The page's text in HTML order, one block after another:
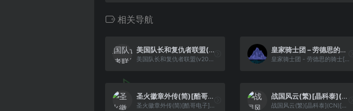
相关导航
美国队长和复仇者联盟(v20220506)(简)[LSP](US)[ACT](3Mb)
美国队长和复仇者联盟(v20220506)(简)[LSP](US)[ACT](3Mb)
皇家骑士团 – 劳德思的骑士[Zymgundam](简)(JP)(64Mb)
皇家骑士团 - 劳德思的骑士[Zymgundam](简)(JP)(64Mb)
圣火徽章外传(简)[酷哥电子](JP)[SLG](5Mb)
圣火徽章外传(简)[酷哥电子](JP)[SLG](5Mb)
战国风云(繁)[晶科泰](CN)[RPG](2Mb)
战国风云(繁)[晶科泰](CN)[RPG](2Mb)